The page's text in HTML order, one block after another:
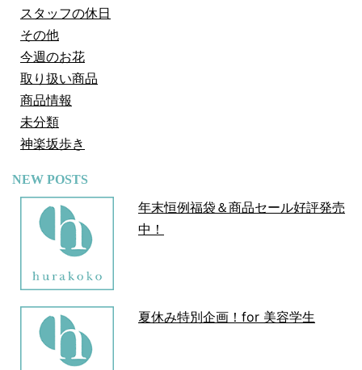
スタッフの休日
その他
今週のお花
取り扱い商品
商品情報
未分類
神楽坂歩き
NEW POSTS
年末恒例福袋＆商品セール好評発売
中！
夏休み特別企画！for 美容学生